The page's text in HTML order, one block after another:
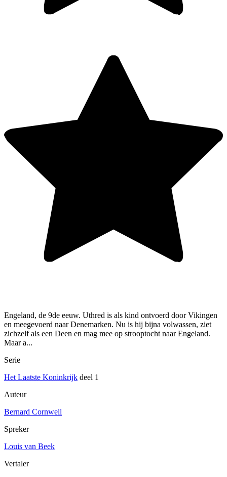
Engeland, de 9de eeuw. Uthred is als kind ontvoerd door Vikingen
en meegevoerd naar Denemarken. Nu is hij bijna volwassen, ziet
zichzelf als een Deen en mag mee op strooptocht naar Engeland.
Maar a...
Serie
Het Laatste Koninkrijk deel 1
Auteur
Bernard Cornwell
Spreker
Louis van Beek
Vertaler